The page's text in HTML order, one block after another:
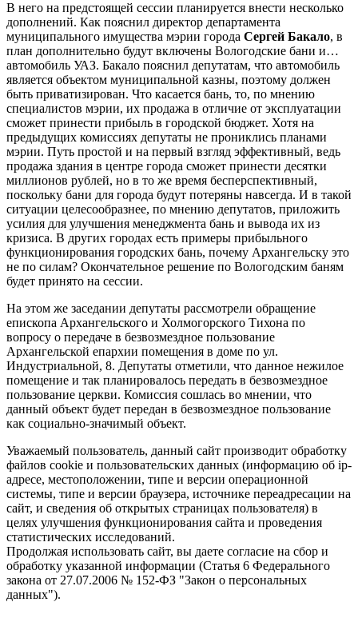
В него на предстоящей сессии планируется внести несколько
дополнений. Как пояснил директор департамента
муниципального имущества мэрии города Сергей Бакало, в
план дополнительно будут включены Вологодские бани и…
автомобиль УАЗ. Бакало пояснил депутатам, что автомобиль
является объектом муниципальной казны, поэтому должен
быть приватизирован. Что касается бань, то, по мнению
специалистов мэрии, их продажа в отличие от эксплуатации
сможет принести прибыль в городской бюджет. Хотя на
предыдущих комиссиях депутаты не прониклись планами
мэрии. Путь простой и на первый взгляд эффективный, ведь
продажа здания в центре города сможет принести десятки
миллионов рублей, но в то же время бесперспективный,
поскольку бани для города будут потеряны навсегда. И в такой
ситуации целесообразнее, по мнению депутатов, приложить
усилия для улучшения менеджмента бань и вывода их из
кризиса. В других городах есть примеры прибыльного
функционирования городских бань, почему Архангельску это
не по силам? Окончательное решение по Вологодским баням
будет принято на сессии.
На этом же заседании депутаты рассмотрели обращение
епископа Архангельского и Холмогорского Тихона по
вопросу о передаче в безвозмездное пользование
Архангельской епархии помещения в доме по ул.
Индустриальной, 8. Депутаты отметили, что данное нежилое
помещение и так планировалось передать в безвозмездное
пользование церкви. Комиссия сошлась во мнении, что
данный объект будет передан в безвозмездное пользование
как социально-значимый объект.
Уважаемый пользователь, данный сайт производит обработку
файлов cookie и пользовательских данных (информацию об ip-
адресе, местоположении, типе и версии операционной
системы, типе и версии браузера, источнике переадресации на
сайт, и сведения об открытых страницах пользователя) в
целях улучшения функционирования сайта и проведения
статистических исследований.
Продолжая использовать сайт, вы даете согласие на сбор и
обработку указанной информации (Статья 6 Федерального
закона от 27.07.2006 № 152-ФЗ "Закон о персональных
данных").